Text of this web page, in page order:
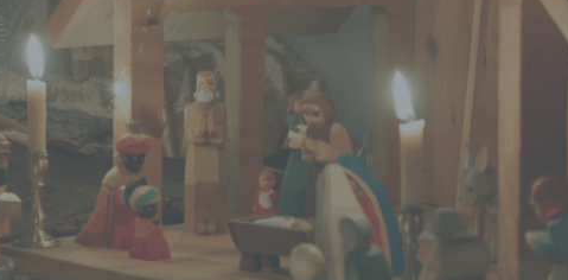
Verarbeitung ist jeder mit oder ohne Hilfe automatisierter Verfahren
ausgeführte Vorgang oder jede solche Vorgangsreihe im
Zusammenhang mit personenbezogenen Daten wie das Erheben,
das Erfassen, die Organisation, das Ordnen, die Speicherung, die
Anpassung oder Veränderung, das Auslesen, das Abfragen, die
Verwendung, die Offenlegung durch Übermittlung, Verbreitung oder
eine andere Form der Bereitstellung, den Abgleich oder die
Verknüpfung, die Einschränkung, das Löschen oder die Vernichtung.
d) Einschränkung der Verarbeitung